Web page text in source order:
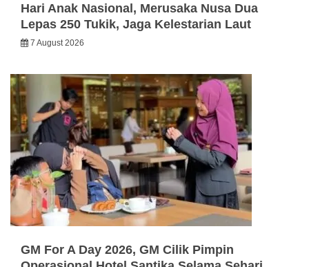
Hari Anak Nasional, Merusaka Nusa Dua
Lepas 250 Tukik, Jaga Kelestarian Laut
7 August 2026
GM For A Day 2026, GM Cilik Pimpin